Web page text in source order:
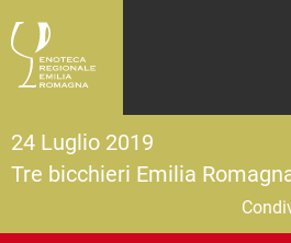
24 Luglio 2019
Tre bicchieri Emilia